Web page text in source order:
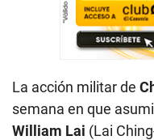
La acción militar de
semana en que
William Lai (Lai